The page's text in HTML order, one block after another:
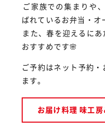
ご家族での集まりや
ばれているお弁当・オ
また、春を迎えるに
おすすめです🌸
ご予約はネット予約
ます。
お届け料理 味工房